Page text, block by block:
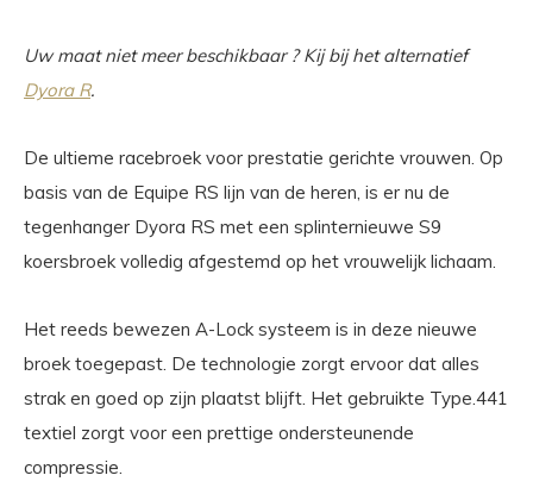
Uw maat niet meer beschikbaar ? Kij bij het alternatief
Dyora R.
De ultieme racebroek voor prestatie gerichte vrouwen. Op
basis van de Equipe RS lijn van de heren, is er nu de
tegenhanger Dyora RS met een splinternieuwe S9
koersbroek volledig afgestemd op het vrouwelijk lichaam.
Het reeds bewezen A-Lock systeem is in deze nieuwe
broek toegepast. De technologie zorgt ervoor dat alles
strak en goed op zijn plaatst blijft. Het gebruikte Type.441
textiel zorgt voor een prettige ondersteunende
compressie.